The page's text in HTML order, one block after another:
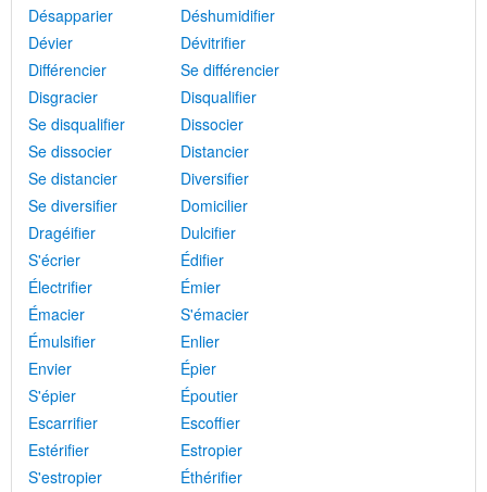
Désapparier
Déshumidifier
Dévier
Dévitrifier
Différencier
Se différencier
Disgracier
Disqualifier
Se disqualifier
Dissocier
Se dissocier
Distancier
Se distancier
Diversifier
Se diversifier
Domicilier
Dragéifier
Dulcifier
S'écrier
Édifier
Électrifier
Émier
Émacier
S'émacier
Émulsifier
Enlier
Envier
Épier
S'épier
Époutier
Escarrifier
Escoffier
Estérifier
Estropier
S'estropier
Éthérifier